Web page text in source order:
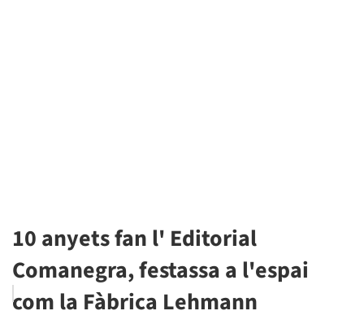
10 anyets fan l' Editorial
Comanegra, festassa a l'espai
com la Fàbrica Lehmann